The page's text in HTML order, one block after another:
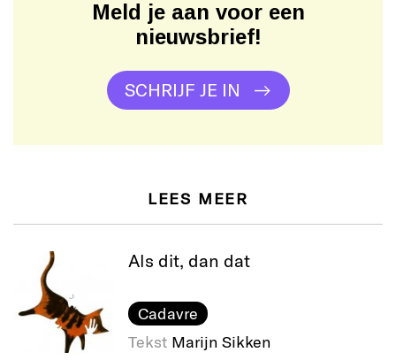
Meld je aan voor een
nieuwsbrief!
SCHRIJF JE IN
LEES MEER
Als dit, dan dat
Cadavre
Tekst Marijn Sikken